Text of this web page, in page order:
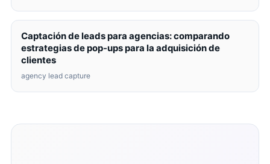
Captación de leads para agencias: comparando
estrategias de pop-ups para la adquisición de
clientes
agency lead capture